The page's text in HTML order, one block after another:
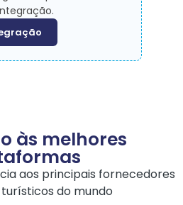
às melhores
aos principais fornecedores
do mundo